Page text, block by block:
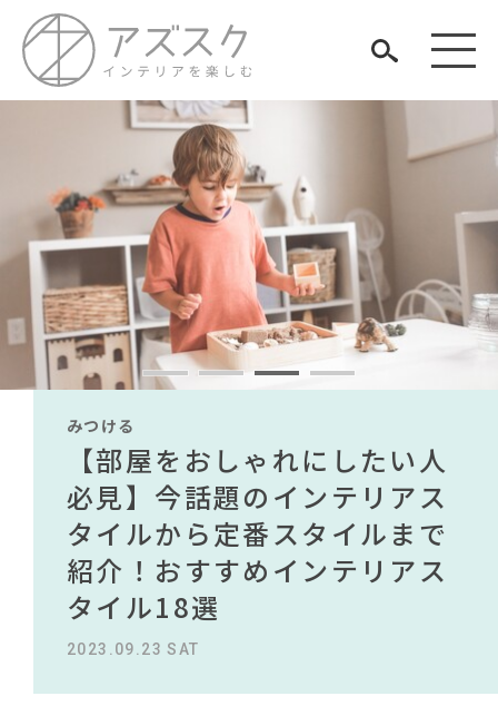
TAG LIST
#家具#DINOS CORPORATION
#2022 秋ドラマ#フェリシモ#岸井ゆきの#MoMA
#ニトリ
#インテリアスタイリングの法則
#岡崎製材#インテリアの法則#展示会
#サステナブル #映画#無印良品
#2022 春ドラマ #IDÉE#関家具
#ファニタメ#KEYUCA
#2022 夏ドラマ#テーブル
#インテリアコーディネート
#タンスのゲン
#チェア#ACTUS
#材木屋のおやじとせがれ#IKEA#中村アン#大塚家具
見つける
知る
楽しむ
ARCHIVE
NEWS
ABOUT
CONTACT
みつける
無印で有名デザイナーのアイ
テムが手に入る？無印良品で
買える有名デザイナーがデザ
インしたインテリアを一挙紹
介
2022.10.24 MON
みつける
IKEA家具は引っ越し業者を悩
ませる？引っ越し業者に敬遠
されている理由を徹底解
説！！
2023.09.27 WED
みつける
ニトリの家具は本当に安全？
家にいて急に頭が痛くなった
時に確認したい家具に含まれ
るホルムアルデヒドを徹底解
説
2022.05.25 WED
みつける
【部屋をおしゃれにしたい人
必見】今話題のインテリアス
タイルから定番スタイルまで
紹介！おすすめインテリアス
タイル18選
2023.09.23 SAT
みつける
無印で有名デザイナーのアイ
テムが手に入る？無印良品で
買える有名デザイナーがデザ
インしたインテリアを一挙紹
介
2022.10.24 MON
みつける
IKEA家具は引っ越し業者を悩
ませる？引っ越し業者に敬遠
されている理由を徹底解
説！！
2023.09.27 WED